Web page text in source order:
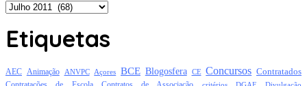
Arquivo
Etiquetas
AEC Animação ANVPC Açores BCE Blogosfera CE Concursos Contratados